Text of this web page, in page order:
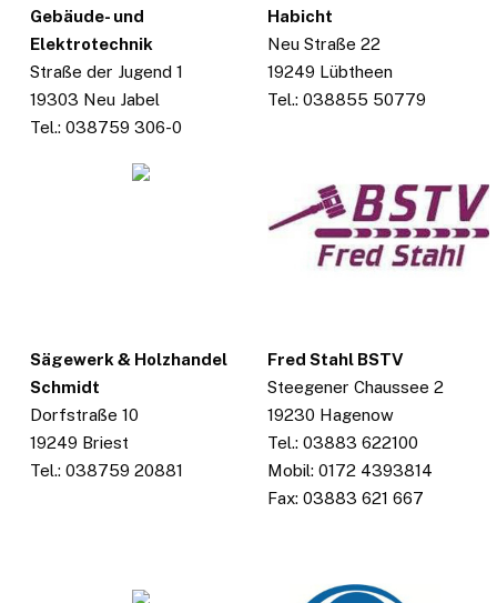
Gebäude- und
Elektrotechnik
Straße der Jugend 1
19303 Neu Jabel
Tel.: 038759 306-0
Habicht
Neu Straße 22
19249 Lübtheen
Tel.: 038855 50779
Sägewerk & Holzhandel
Schmidt
Dorfstraße 10
19249 Briest
Tel.: 038759 20881
Fred Stahl BSTV
Steegener Chaussee 2
19230 Hagenow
Tel.: 03883 622100
Mobil: 0172 4393814
Fax: 03883 621 667